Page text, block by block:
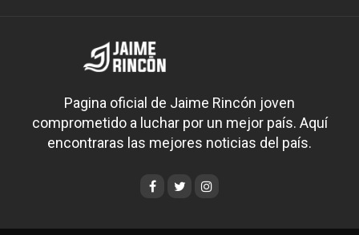
Pagina oficial de Jaime Rincón joven
comprometido a luchar por un mejor país. Aquí
encontraras las mejores noticias del país.